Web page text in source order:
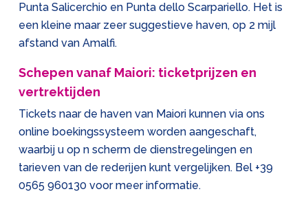
Punta Salicerchio en Punta dello Scarpariello. Het is
een kleine maar zeer suggestieve haven, op 2 mijl
afstand van Amalfi.
Schepen vanaf Maiori: ticketprijzen en
vertrektijden
Tickets naar de haven van Maiori kunnen via ons
online boekingssysteem worden aangeschaft,
waarbij u op n scherm de dienstregelingen en
tarieven van de rederijen kunt vergelijken. Bel +39
0565 960130 voor meer informatie.